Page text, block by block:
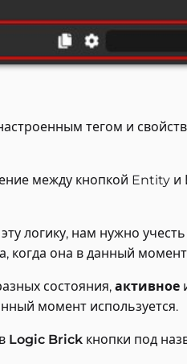
тегом и
между кнопкой Entity
логику, нам нужно
когда она в данный
состояния, активное
момент используется.
Logic Brick кнопки под